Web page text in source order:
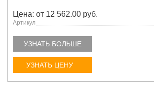
Цена: от 12 562.00 руб.
Артикул
УЗНАТЬ БОЛЬШЕ
УЗНАТЬ ЦЕНУ